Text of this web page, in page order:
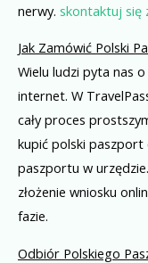
nerwy. skontaktuj się
Jak Zamówić Polski
Wielu ludzi pyta nas
internet. W
cały proces
kupić polski
paszportu w
złożenie wniosku
fazie.
Odbiór Polskiego